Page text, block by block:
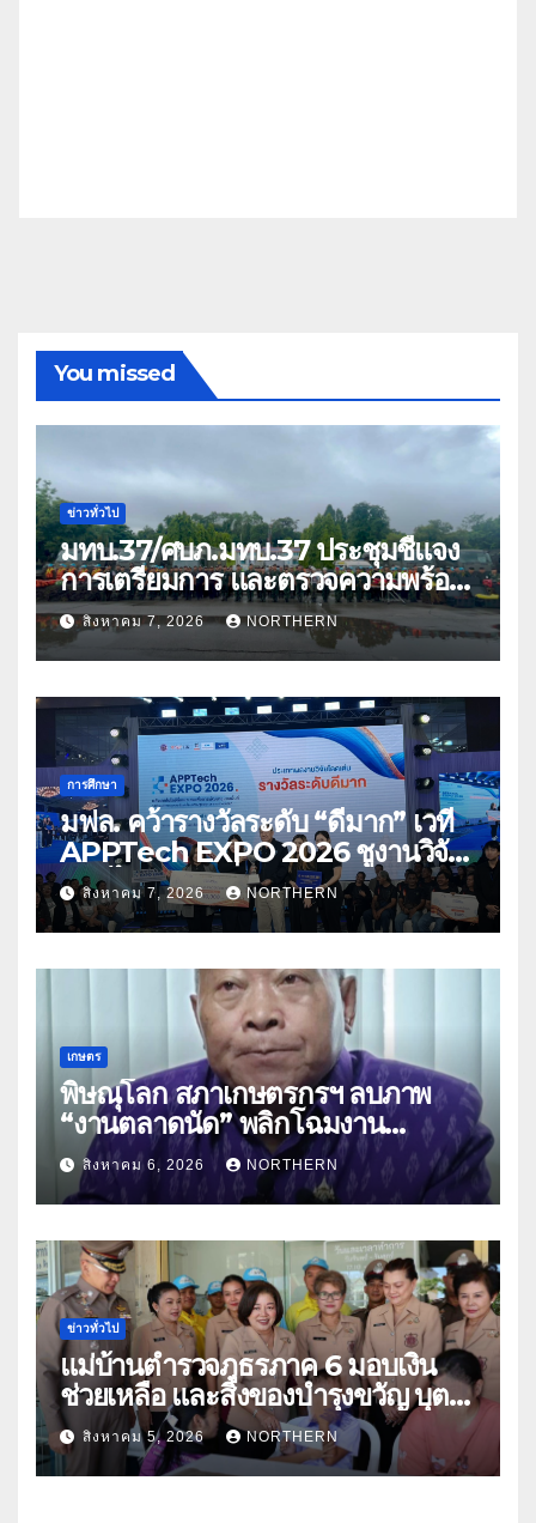
You missed
ข่าวทั่วไป
มทบ.37/ศบภ.มทบ.37 ประชุมชี้แจง
การเตรียมการ และตรวจความพร้อม
ด้านการบรรเทาสาธารณภัย
สิงหาคม 7, 2026 NORTHERN
การศึกษา
มฟล. คว้ารางวัลระดับ “ดีมาก” เวที
APPTech EXPO 2026 ชูงานวิจัย
สมุนไพร ขับเคลื่อนนวัตกรรมสู่เชิง
พาณิชย์
สิงหาคม 7, 2026 NORTHERN
เกษตร
พิษณุโลก สภาเกษตรกรฯ ลบภาพ
“งานตลาดนัด” พลิกโฉมงาน
“เกษตรรุ่งเรืองเมืองสองแคว 69” มุ่ง
ประโยชน์เกษตรกร ดึงนวัตกรรม-จับ
คู่ธุรกิจดันสินค้าเกษตรสู่สากล (คลิป)
สิงหาคม 6, 2026 NORTHERN
ข่าวทั่วไป
แม่บ้านตำรวจภูธรภาค 6 มอบเงิน
ช่วยเหลือ และสิ่งของบำรุงขวัญ บุตร-
ธิดา ข้าราชการตำรวจจังหวัด
อุทัยธานี
สิงหาคม 5, 2026 NORTHERN